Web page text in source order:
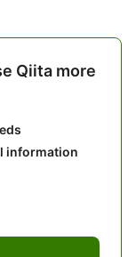
Qiita more
information